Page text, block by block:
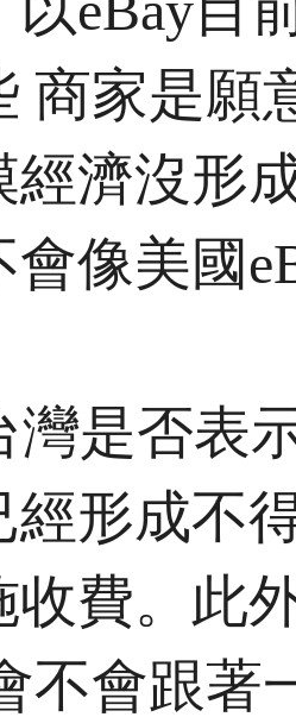
商家是願
經濟沒形
會像美國
灣是否表
經形成不
收費。此
不會跟著